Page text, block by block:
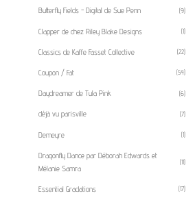
Butterfly Fields - Digital de Sue Penn (9)
Clapper de chez Riley Blake Designs (1)
Classics de Kaffe Fasset Collective (22)
Coupon / Fat (54)
Daydreamer de Tula Pink (6)
déjà vu parisville (7)
Demeyre (1)
Dragonfly Dance par Déborah Edwards et
Mélanie Samra
(11)
Essential Gradations (17)